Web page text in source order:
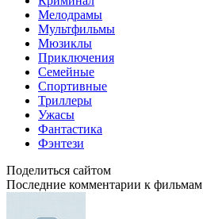
Мелодрамы
Мультфильмы
Мюзиклы
Приключения
Семейные
Спортивные
Триллеры
Ужасы
Фантастика
Фэнтези
Поделиться сайтом
Последние комментарии к фильмам